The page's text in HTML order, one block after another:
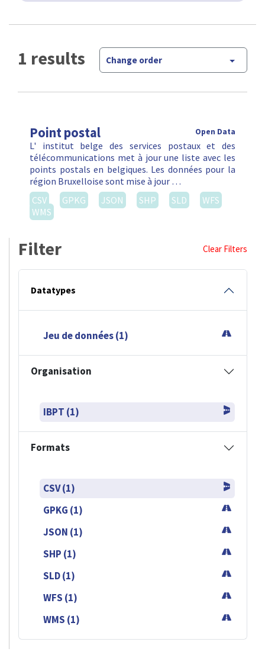
1 results Change order
Point postal Open Data
L' institut belge des services postaux et des
télécommunications met à jour une liste avec les
points postals en belgiques. Les données pour la
région Bruxelloise sont mise à jour …
CSV
GPKG JSON SHP SLD
WFS
WMS
Filter Clear Filters
Datatypes
Jeu de données (1)
Organisation
IBPT (1)
Formats
CSV (1)
GPKG (1)
JSON (1)
SHP (1)
SLD (1)
WFS (1)
WMS (1)